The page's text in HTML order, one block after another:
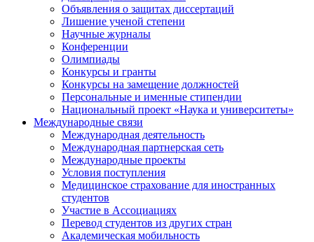
Объявления о защитах диссертаций
Лишение ученой степени
Научные журналы
Конференции
Олимпиады
Конкурсы и гранты
Конкурсы на замещение должностей
Персональные и именные стипендии
Национальный проект «Наука и университеты»
Международные связи
Международная деятельность
Международная партнерская сеть
Международные проекты
Условия поступления
Медицинское страхование для иностранных
студентов
Участие в Ассоциациях
Перевод студентов из других стран
Академическая мобильность